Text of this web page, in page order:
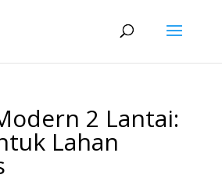
2 Lantai:
Lahan